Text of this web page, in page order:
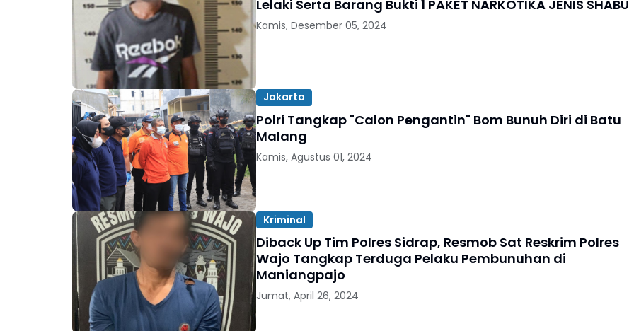
Lelaki Serta Barang Bukti 1 PAKET NARKOTIKA JENIS SHABU
Kamis, Desember 05, 2024
Jakarta
Polri Tangkap "Calon Pengantin" Bom Bunuh Diri di Batu
Malang
Kamis, Agustus 01, 2024
Kriminal
Diback Up Tim Polres Sidrap, Resmob Sat Reskrim Polres
Wajo Tangkap Terduga Pelaku Pembunuhan di
Maniangpajo
Jumat, April 26, 2024